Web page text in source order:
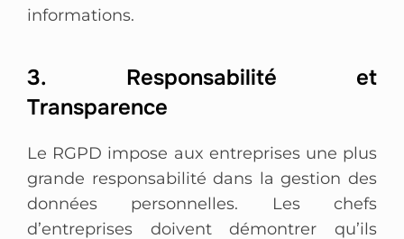
informations.
3. Responsabilité et
Transparence
Le RGPD impose aux entreprises une plus
grande responsabilité dans la gestion des
données personnelles. Les chefs
d’entreprises doivent démontrer qu’ils